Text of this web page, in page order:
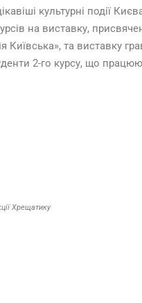
культурні події
на виставку,
та виставку
2-го курсу, що
Хрещатику